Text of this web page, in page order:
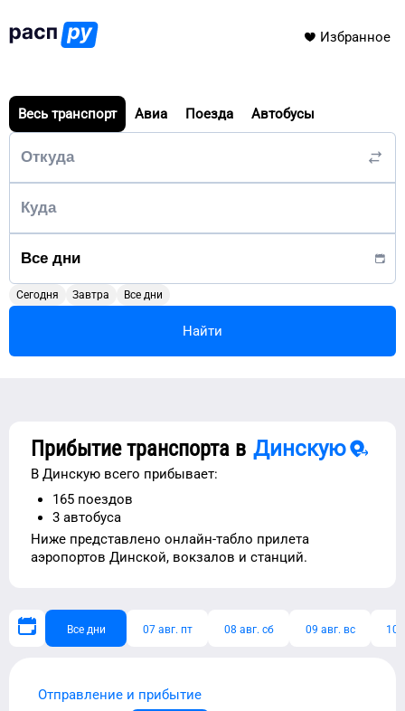
Избранное
Весь транспорт Авиа Поезда Автобусы
Сегодня Завтра Все дни
Найти
Прибытие транспорта в Динскую
В Динскую всего прибывает:
165 поездов
3 автобуса
Ниже представлено онлайн-табло прилета
аэропортов Динской, вокзалов и станций.
Все дни 07 авг. пт 08 авг. сб 09 авг. вс 10
Отправление и прибытие